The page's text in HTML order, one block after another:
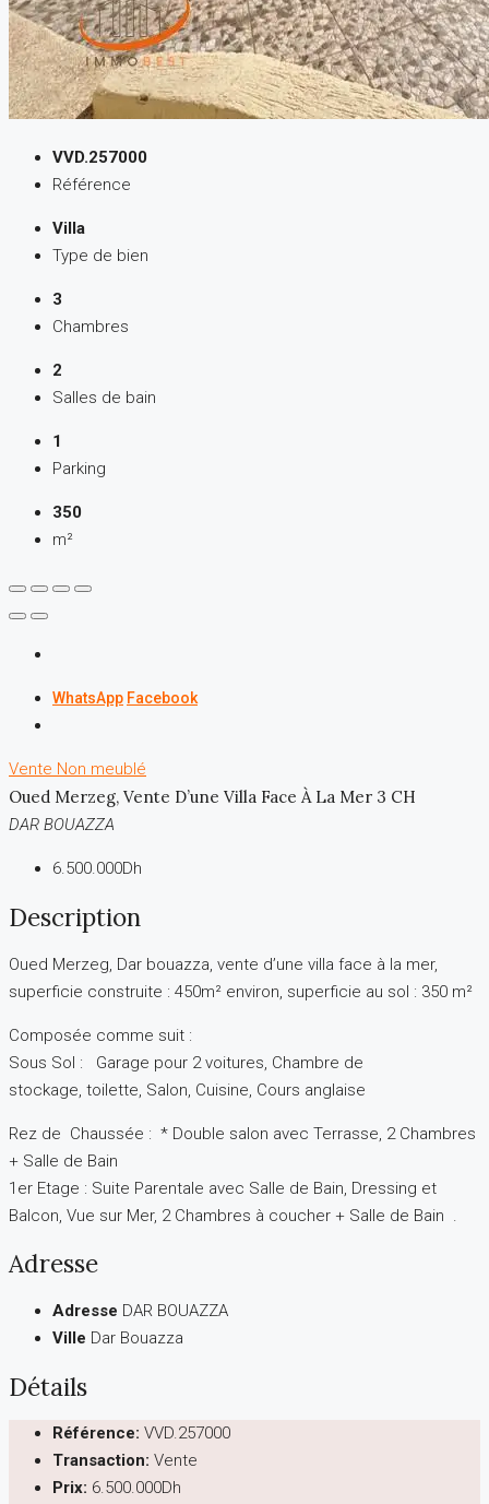
VVD.257000
Référence
Villa
Type de bien
3
Chambres
2
Salles de bain
1
Parking
350
m²
WhatsApp Facebook
Vente Non meublé
Oued Merzeg, Vente D’une Villa Face À La Mer 3 CH
DAR BOUAZZA
6.500.000Dh
Description
Oued Merzeg, Dar bouazza, vente d’une villa face à la mer,
superficie construite : 450m² environ, superficie au sol : 350 m²
Composée comme suit :
Sous Sol : Garage pour 2 voitures, Chambre de
stockage, toilette, Salon, Cuisine, Cours anglaise
Rez de Chaussée : * Double salon avec Terrasse, 2 Chambres
+ Salle de Bain
1er Etage : Suite Parentale avec Salle de Bain, Dressing et
Balcon, Vue sur Mer, 2 Chambres à coucher + Salle de Bain .
Adresse
Adresse DAR BOUAZZA
Ville Dar Bouazza
Détails
Référence: VVD.257000
Transaction: Vente
Prix: 6.500.000Dh